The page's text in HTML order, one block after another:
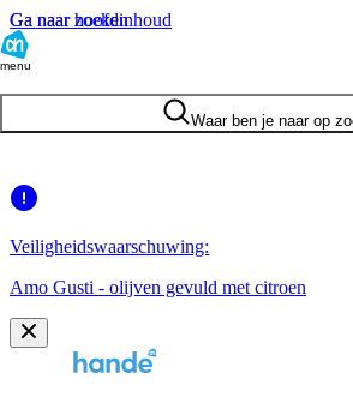
Ga naar hoofdinhoud
Ga naar zoeken
menu
Waar ben je naar op
Veiligheidswaarschuwing:
Amo Gusti - olijven gevuld met citroen